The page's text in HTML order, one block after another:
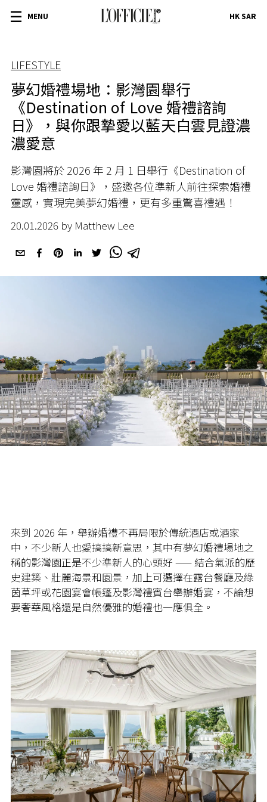
MENU HK SAR
LIFESTYLE
夢幻婚禮場地：影灣園舉行
《Destination of Love 婚禮諮詢
日》，與你跟摯愛以藍天白雲見證濃
濃愛意
影灣園將於 2026 年 2 月 1 日舉行《Destination of
Love 婚禮諮詢日》，盛邀各位準新人前往探索婚禮
靈感，實現完美夢幻婚禮，更有多重驚喜禮遇！
20.01.2026 by Matthew Lee
來到 2026 年，舉辦婚禮不再局限於傳統酒店或酒家
中，不少新人也愛搞搞新意思，其中有夢幻婚禮場地之
稱的影灣園正是不少準新人的心頭好 —— 結合氣派的歷
史建築、壯麗海景和園景，加上可選擇在露台餐廳及綠
茵草坪或花園宴會帳篷及影灣禮賓台舉辦婚宴，不論想
要奢華風格還是自然優雅的婚禮也一應俱全。